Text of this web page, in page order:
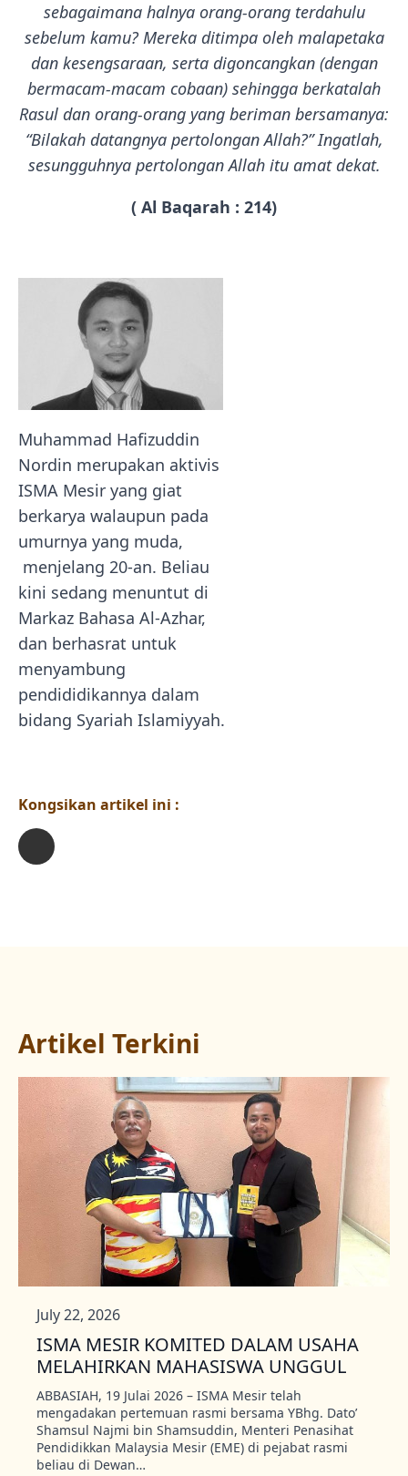
sebagaimana halnya orang-orang terdahulu
sebelum kamu? Mereka ditimpa oleh malapetaka
dan kesengsaraan, serta digoncangkan (dengan
bermacam-macam cobaan) sehingga berkatalah
Rasul dan orang-orang yang beriman bersamanya:
“Bilakah datangnya pertolongan Allah?” Ingatlah,
sesungguhnya pertolongan Allah itu amat dekat.
( Al Baqarah : 214)
Muhammad Hafizuddin
Nordin merupakan aktivis
ISMA Mesir yang giat
berkarya walaupun pada
umurnya yang muda,
menjelang 20-an. Beliau
kini sedang menuntut di
Markaz Bahasa Al-Azhar,
dan berhasrat untuk
menyambung
pendididikannya dalam
bidang Syariah Islamiyyah.
Kongsikan artikel ini :
Artikel Terkini
ISMA MESIR KOMITED DALAM USAHA
MELAHIRKAN MAHASISWA UNGGUL
July 22, 2026
ABBASIAH, 19 Julai 2026 – ISMA Mesir telah
mengadakan pertemuan rasmi bersama YBhg. Dato’
Shamsul Najmi bin Shamsuddin, Menteri Penasihat
Pendidikkan Malaysia Mesir (EME) di pejabat rasmi
beliau di Dewan…